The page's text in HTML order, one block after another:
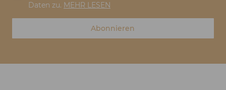
Daten zu. MEHR LESEN
Abonnieren